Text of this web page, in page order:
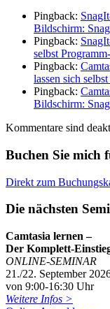
Pingback:
Bildschirm:
Pingback:
selbst
Pingback:
lassen sich
Pingback:
Bildschirm:
Kommentare sind
Buchen Sie mich
Direkt zum
Die nächsten
Camtasia lernen –
Der Komplett-
ONLINE-SEMINAR
21./22. September
von 9:00-16:30 Uhr
Weitere Infos >